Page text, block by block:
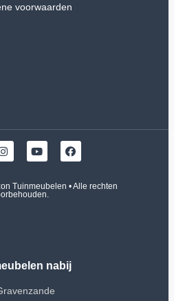
voorwaarden
Tuinmeubelen • Alle rechten
nabij